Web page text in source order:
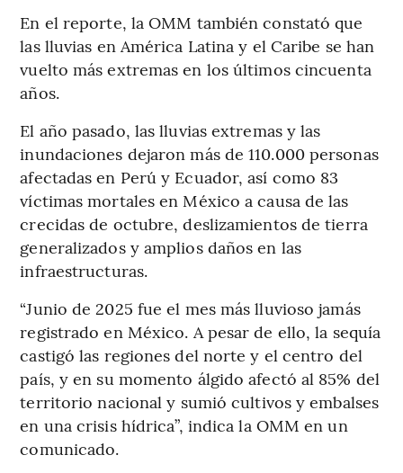
En el reporte, la OMM también constató que
las lluvias en América Latina y el Caribe se han
vuelto más extremas en los últimos cincuenta
años.
El año pasado, las lluvias extremas y las
inundaciones dejaron más de 110.000 personas
afectadas en Perú y Ecuador, así como 83
víctimas mortales en México a causa de las
crecidas de octubre, deslizamientos de tierra
generalizados y amplios daños en las
infraestructuras.
“Junio de 2025 fue el mes más lluvioso jamás
registrado en México. A pesar de ello, la sequía
castigó las regiones del norte y el centro del
país, y en su momento álgido afectó al 85% del
territorio nacional y sumió cultivos y embalses
en una crisis hídrica”, indica la OMM en un
comunicado.